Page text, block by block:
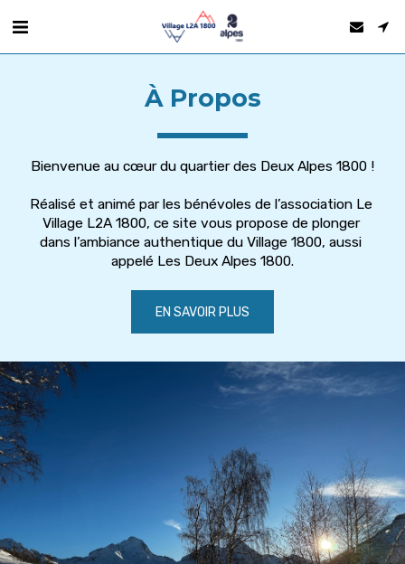
À Propos
Bienvenue au cœur du quartier des Deux Alpes 1800 !
Réalisé et animé par les bénévoles de l’association Le
Village L2A 1800, ce site vous propose de plonger
dans l’ambiance authentique du Village 1800, aussi
appelé Les Deux Alpes 1800.
EN SAVOIR PLUS